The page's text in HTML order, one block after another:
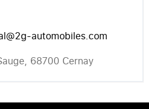
automobiles.com
68700 Cernay